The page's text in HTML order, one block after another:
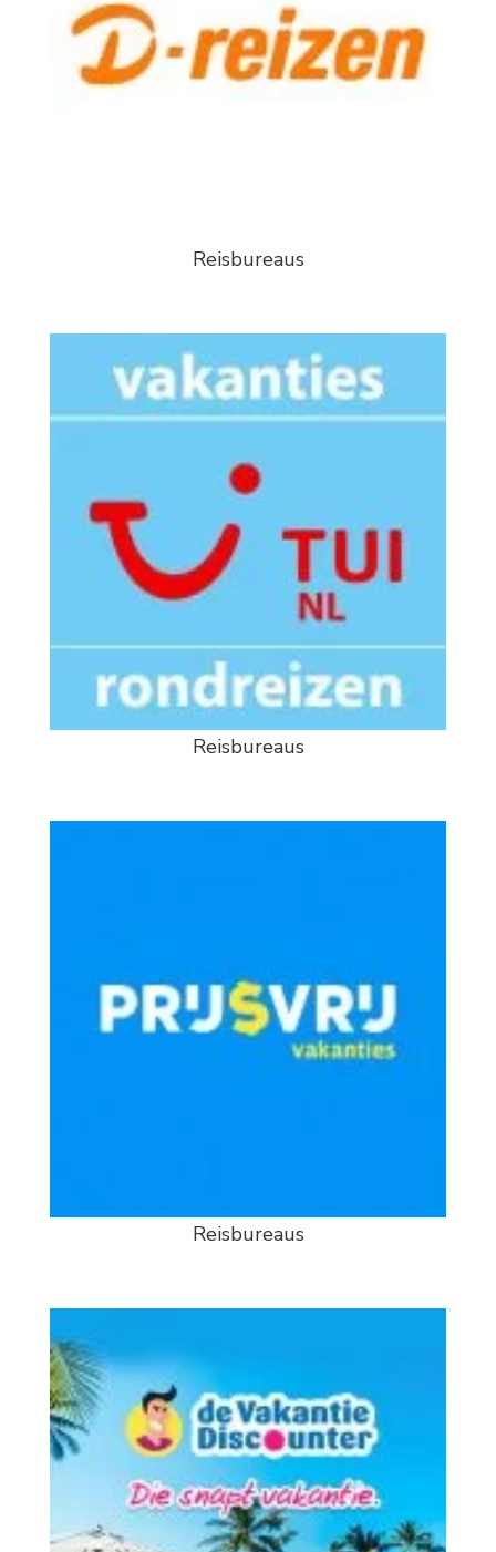
Reisbureaus
Reisbureaus
Reisbureaus